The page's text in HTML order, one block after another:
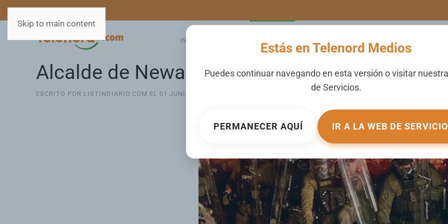
Estás en Telenord Medios
Puedes continuar navegando en esta versión o visitar
de Servicios.
PERMANECER AQUÍ IR A LA WEB DE
Skip to main content
INICIO
Alcalde de Newark impone un toque de queda
ESCRITO POR LISTINDIARIO.COM EL 01 JUNIO 2026